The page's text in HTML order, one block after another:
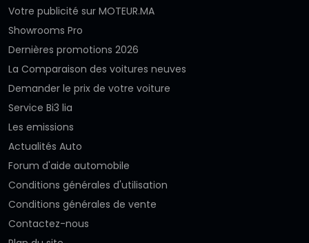
Votre publicité sur MOTEUR.MA
Showrooms Pro
Dernières promotions 2026
La Comparaison des voitures neuves
Demander le prix de votre voiture
Service Bi3 lia
Les emissions
Actualités Auto
Forum d'aide automobile
Conditions générales d'utilisation
Conditions générales de vente
Contactez-nous